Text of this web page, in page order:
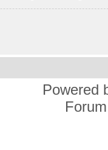
Powered